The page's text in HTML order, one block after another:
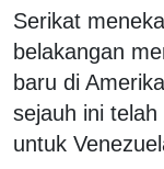
Serikat
belakangan
baru di
sejauh ini
untuk